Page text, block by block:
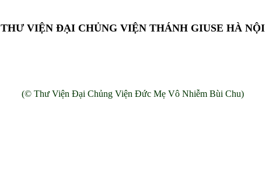
THƯ VIỆN ĐẠI CHỦNG VIỆN THÁNH GIUSE HÀ NỘI
(© Thư Viện Đại Chủng Viện Đức Mẹ Vô Nhiễm Bùi Chu)